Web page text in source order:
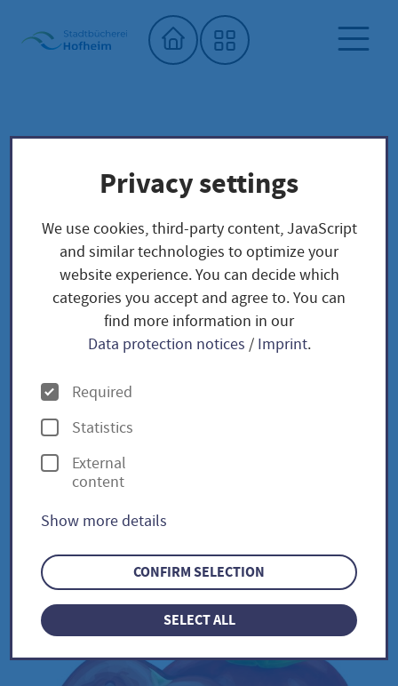
Home"
Unser Saatgut: Aussaat - Ernte -
Fruchtgemüse
TOMATEN
Olivetti Rose - Solanum lycopersicum
Olivetti Rose -
Solanum
lycopersicum
lycopersicum
Privacy settings
We use cookies, third-party content, JavaScript
and similar technologies to optimize your
website experience. You can decide which
categories you accept and agree to. You can
find more information in our
Data protection notices / Imprint.
O
p
t
i
n
s
Required
Statistics
External
content
Show more details
CONFIRM SELECTION
SELECT ALL